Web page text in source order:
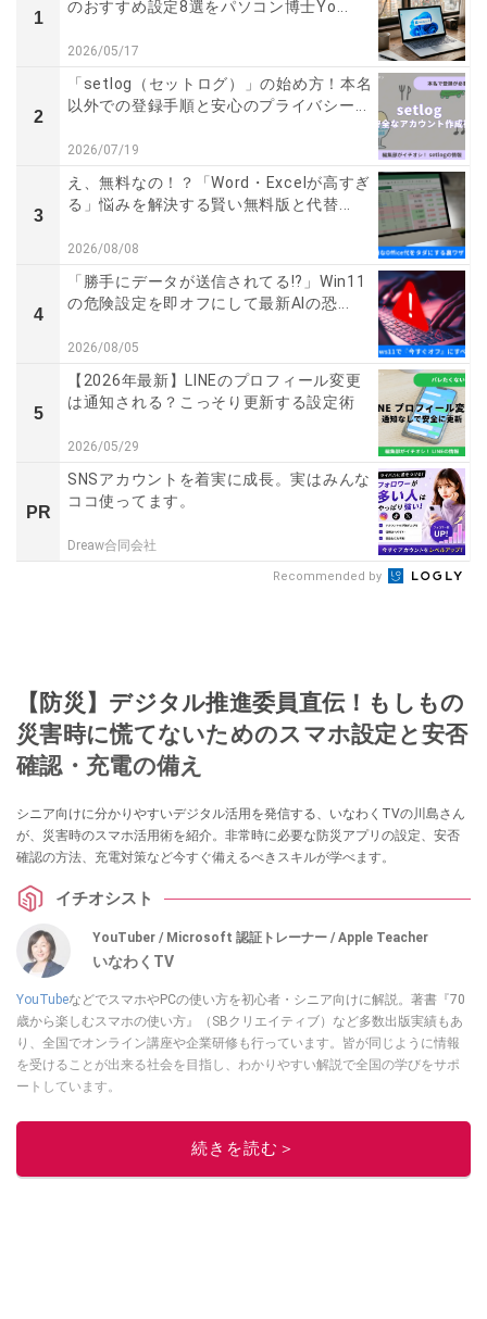
1
のおすすめ設定8選をパソコン博士Yo...
2026/05/17
2
「setlog（セットログ）」の始め方！本名
以外での登録手順と安心のプライバシー...
2026/07/19
3
え、無料なの！？「Word・Excelが高すぎ
る」悩みを解決する賢い無料版と代替...
2026/08/08
4
「勝手にデータが送信されてる!?」Win11
の危険設定を即オフにして最新AIの恐...
2026/08/05
5
【2026年最新】LINEのプロフィール変更
は通知される？こっそり更新する設定術
2026/05/29
PR
SNSアカウントを着実に成長。実はみんな
ココ使ってます。
Dreaw合同会社
Recommended by
【防災】デジタル推進委員直伝！もしもの
災害時に慌てないためのスマホ設定と安否
確認・充電の備え
シニア向けに分かりやすいデジタル活用を発信する、いなわくTVの川島さん
が、災害時のスマホ活用術を紹介。非常時に必要な防災アプリの設定、安否
確認の方法、充電対策など今すぐ備えるべきスキルが学べます。
イチオシスト
YouTuber / Microsoft 認証トレーナー / Apple Teacher
いなわくTV
YouTubeなどでスマホやPCの使い方を初心者・シニア向けに解説。著書『70
歳から楽しむスマホの使い方』（SBクリエイティブ）など多数出版実績もあ
り、全国でオンライン講座や企業研修も行っています。皆が同じように情報
を受けることが出来る社会を目指し、わかりやすい解説で全国の学びをサポ
ートしています。
このイチオシストの他の記事を読む
続きを読む＞